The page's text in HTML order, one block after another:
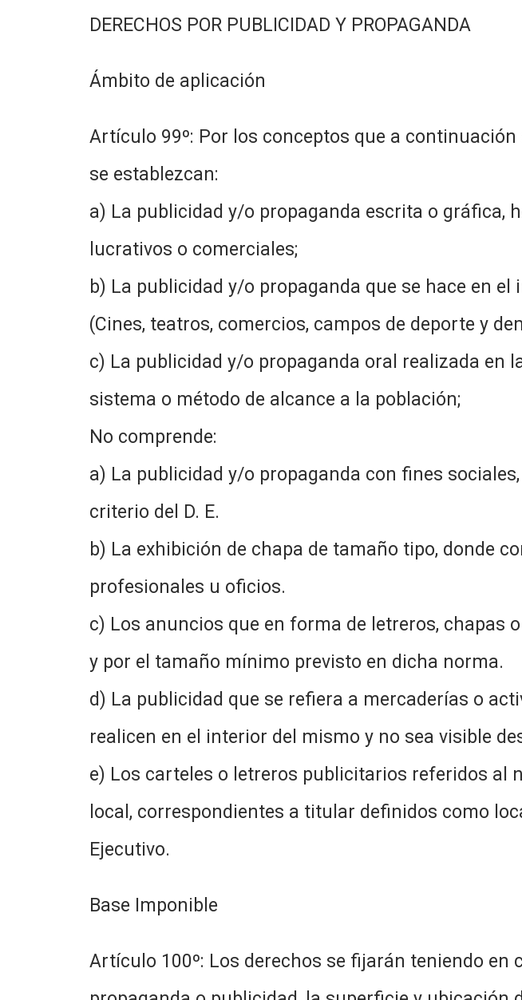
DERECHOS POR PUBLICIDAD Y PROPAGANDA
Ámbito de aplicación
Artículo 99º: Por los conceptos que a
se establezcan:
a) La publicidad y/o propaganda escrita o gráfica,
lucrativos o comerciales;
b) La publicidad y/o propaganda que se hace en
(Cines, teatros, comercios, campos de deporte y
c) La publicidad y/o propaganda oral realizada en
sistema o método de alcance a la población;
No comprende:
a) La publicidad y/o propaganda con fines
criterio del D. E.
b) La exhibición de chapa de tamaño tipo, donde
profesionales u oficios.
c) Los anuncios que en forma de letreros, chapas
y por el tamaño mínimo previsto en dicha norma.
d) La publicidad que se refiera a mercaderías o
realicen en el interior del mismo y no sea visible
e) Los carteles o letreros publicitarios referidos al
local, correspondientes a titular definidos como
Ejecutivo.
Base Imponible
Artículo 100º: Los derechos se fijarán teniendo